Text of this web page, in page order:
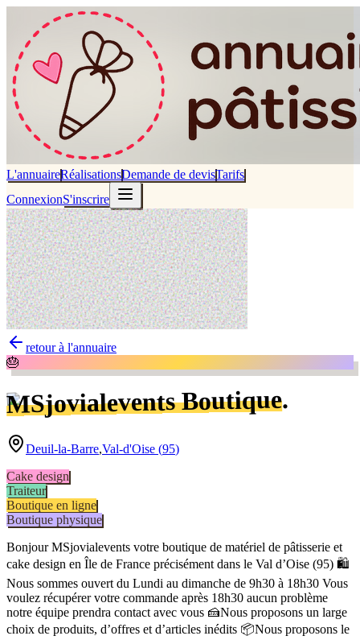
L'annuaireRéalisationsDemande de devisTarifs
ConnexionS'inscrire
retour à l'annuaire
🎂
MSjovialevents Boutique.
Deuil-la-Barre,Val-d'Oise (95)
Cake design
Traiteur
Boutique en ligne
Boutique physique
Bonjour MSjovialevents votre boutique de matériel de pâtisserie et
cake design en Île de France précisément dans le Val d’Oise (95) 🛍️
Nous sommes ouvert du Lundi au dimanche de 9h30 à 18h30 Vous
voulez récupérer votre commande après 18h30 aucun problème
notre équipe prendra contact avec vous 🍰Nous proposons un large
choix de produits, d’offres et d’articles inédits 📦Nous proposons le